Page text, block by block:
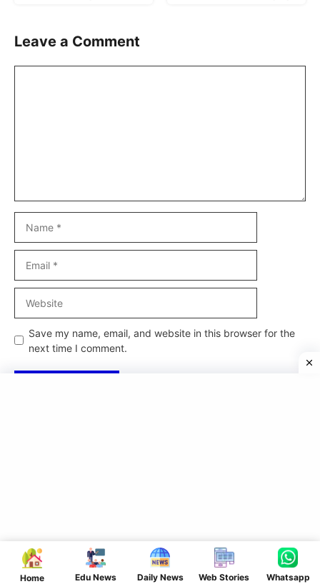
Home Edu News Daily News Web Stories Whatsapp
Leave a Comment
Save my name, email, and website in this browser for the
next time I comment.